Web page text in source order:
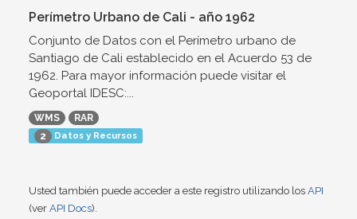
Perímetro Urbano de Cali - año 1962
Conjunto de Datos con el Perímetro urbano de
Santiago de Cali establecido en el Acuerdo 53 de
1962. Para mayor información puede visitar el
Geoportal IDESC:...
WMS
RAR
2 Datos y Recursos
Usted también puede acceder a este registro utilizando los API
(ver API Docs).